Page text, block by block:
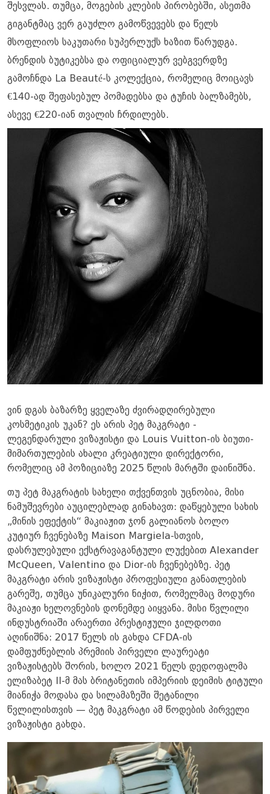
შესვლას. თუმცა, მოგების კლების პირობებში, ასეთმა
გიგანტმაც ვერ გაუძლო გამოწვევებს და წელს
მსოფლიოს საკუთარი სუპერლუქს ხაზით წარუდგა.
ბრენდის ბუტიკებსა და ოფიციალურ ვებგვერდზე
გამოჩნდა La Beauté-ს კოლექცია, რომელიც მოიცავს
€140-ად შეფასებულ პომადებსა და ტუჩის ბალზამებს,
ასევე €220-იან თვალის ჩრდილებს.
ვინ დგას ბაზარზე ყველაზე ძვირადღირებული
კოსმეტიკის უკან? ეს არის პეტ მაკგრატი -
ლეგენდარული ვიზაჟისტი და Louis Vuitton-ის ბიუთი-
მიმართულების ახალი კრეატიული დირექტორი,
რომელიც ამ პოზიციაზე 2025 წლის მარტში დაინიშნა.
თუ პეტ მაკგრატის სახელი თქვენთვის უცნობია, მისი
ნამუშევრები აუცილებლად გინახავთ: დაწყებული სახის
„მინის ეფექტის“ მაკიაჟით ჯონ გალიანოს ბოლო
კუტიურ ჩვენებაზე Maison Margiela-სთვის,
დასრულებული ექსტრავაგანტული ლუქებით Alexander
McQueen, Valentino და Dior-ის ჩვენებებზე. პეტ
მაკგრატი არის ვიზაჟისტი პროფესიული განათლების
გარეშე, თუმცა უნიკალური ნიჭით, რომელმაც მოდური
მაკიაჟი ხელოვნების დონემდე აიყვანა. მისი წვლილი
ინდუსტრიაში არაერთი პრესტიჟული ჯილდოთი
აღინიშნა: 2017 წელს ის გახდა CFDA-ის
დამფუძნებლის პრემიის პირველი ლაურეატი
ვიზაჟისტებს შორის, ხოლო 2021 წელს დედოფალმა
ელიზაბეტ II-მ მას ბრიტანეთის იმპერიის დეიმის ტიტული
მიანიჭა მოდასა და სილამაზეში შეტანილი
წვლილისთვის — პეტ მაკგრატი ამ წოდების პირველი
ვიზაჟისტი გახდა.